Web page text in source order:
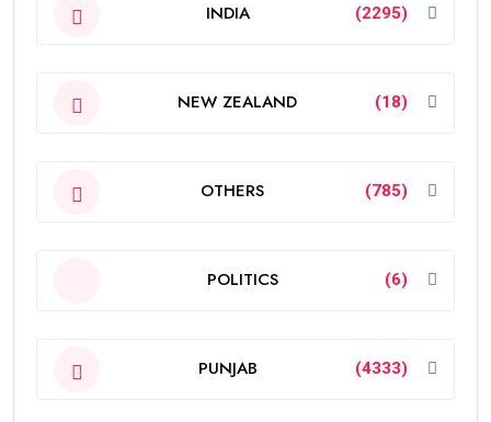
INDIA (2295)
NEW ZEALAND (18)
OTHERS (785)
POLITICS (6)
PUNJAB (4333)